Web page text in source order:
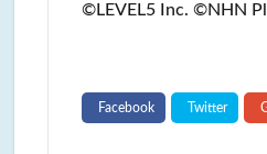
©LEVEL5 Inc. ©NHN